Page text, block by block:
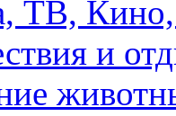
ТВ,
и